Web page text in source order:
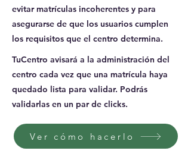
evitar matrículas incoherentes y para
asegurarse de que los usuarios cumplen
los requisitos que el centro determina.
TuCentro avisará a la administración del
centro cada vez que una matrícula haya
quedado lista para validar. Podrás
validarlas en un par de clicks.
Ver cómo hacerlo